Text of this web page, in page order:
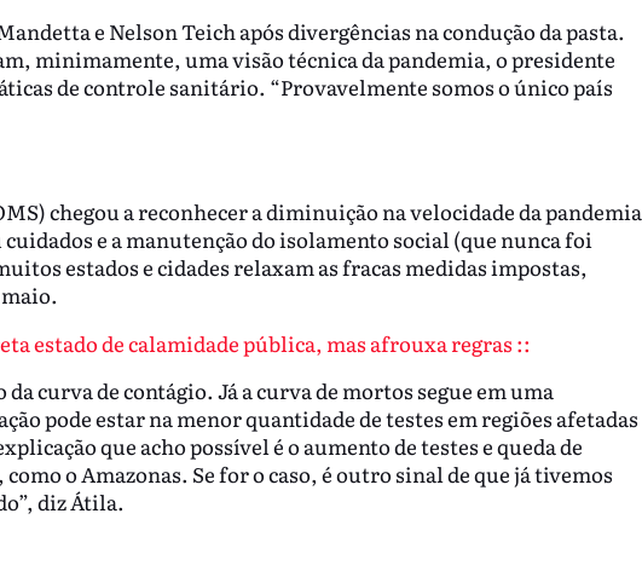
e Nelson Teich após divergências na condução da pasta.
minimamente, uma visão técnica da pandemia, o presidente
de controle sanitário. “Provavelmente somos o único país
chegou a reconhecer a diminuição na velocidade da pandemia
e a manutenção do isolamento social (que nunca foi
estados e cidades relaxam as fracas medidas impostas,
estado de calamidade pública, mas afrouxa regras ::
curva de contágio. Já a curva de mortos segue em uma
pode estar na menor quantidade de testes em regiões afetadas
que acho possível é o aumento de testes e queda de
o Amazonas. Se for o caso, é outro sinal de que já tivemos
diz Átila.